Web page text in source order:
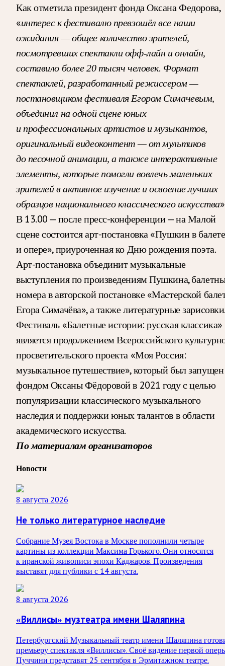
Как отметила президент фонда Оксана Федорова,
«интерес к фестивалю превзошёл все наши
ожидания — общее количество зрителей,
посмотревших спектакли офф-лайн и онлайн,
составило более 20 тысяч человек. Формат
спектаклей, разработанный режиссером —
постановщиком фестиваля Егором Симачевым,
объединил на одной сцене юных
и профессиональных артистов и музыкантов,
оригинальный видеоконтент — от мультиков
до песочной анимации, а также интерактивные
элементы, которые помогли вовлечь маленьких
зрителей в активное изучение и освоение лучших
образцов национального классического искусства
В 13.00 — после пресс-конференции — на Малой
сцене состоится арт-постановка «Пушкин в балете
и опере», приуроченная ко Дню рождения поэта.
Арт-постановка объединит музыкальные
выступления по произведениям Пушкина,
номера в авторской постановке «Мастерской
Егора Симачёва», а также литературные
Фестиваль «Балетные истории: русская классика»
является продолжением Всероссийского
просветительского проекта «Моя Россия:
музыкальное путешествие», который был запущен
фондом Оксаны Фёдоровой в 2021 году с целью
популяризации классического музыкального
наследия и поддержки юных талантов в области
академического искусства.
По материалам организаторов
Новости
8 августа 2026
Не только литературное наследие
Собрание Музея Востока в Москве пополнили четыре
картины из коллекции Максима Горького. Они относятся
к иранской живописи эпохи Каджаров. Произведения
выставят для публики с 14 августа.
8 августа 2026
«Виллисы» музтеатра имени Шаляпина
Петербургский Музыкальный театр имени Шаляпина
премьеру спектакля «Виллисы». Своё видение первой
Пуччини представят 25 сентября в Эрмитажном театре.